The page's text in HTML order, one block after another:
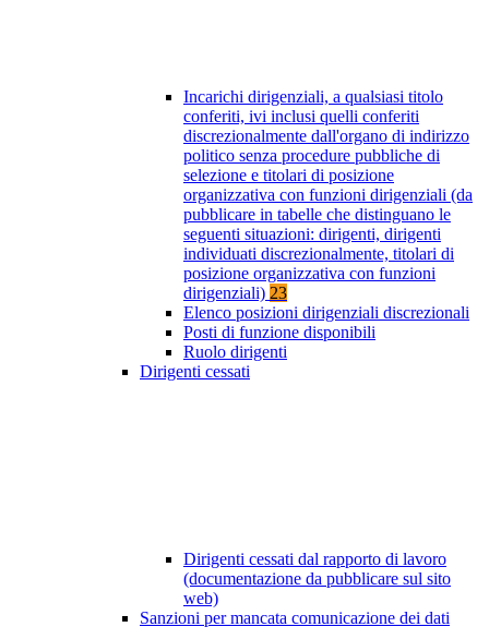
Incarichi dirigenziali, a qualsiasi titolo
conferiti, ivi inclusi quelli conferiti
discrezionalmente dall'organo di indirizzo
politico senza procedure pubbliche di
selezione e titolari di posizione
organizzativa con funzioni dirigenziali (da
pubblicare in tabelle che distinguano le
seguenti situazioni: dirigenti, dirigenti
individuati discrezionalmente, titolari di
posizione organizzativa con funzioni
dirigenziali) 23
Elenco posizioni dirigenziali discrezionali
Posti di funzione disponibili
Ruolo dirigenti
Dirigenti cessati
Dirigenti cessati dal rapporto di lavoro
(documentazione da pubblicare sul sito
web)
Sanzioni per mancata comunicazione dei dati